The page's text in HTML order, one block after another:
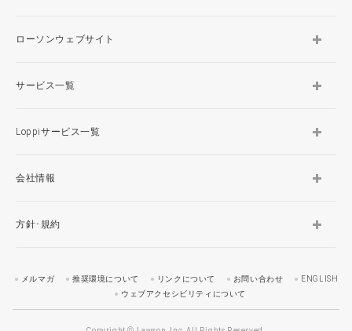
ローソンウェブサイト
サービス一覧
Loppiサービス一覧
会社情報
方針･規約
メルマガ 推奨環境について リンクについて お問い合わせ
ENGLISH
ウェブアクセシビリティについて